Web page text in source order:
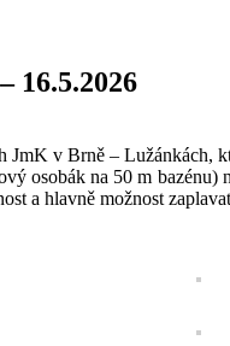
16.5.2026
v Brně – Lužánkách,
osobák na 50 m
a hlavně možnost